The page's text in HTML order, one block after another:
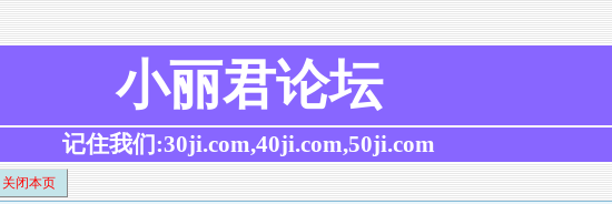
小丽君论坛
记住我们:30ji.com,40ji.com,50ji.com
关闭本页